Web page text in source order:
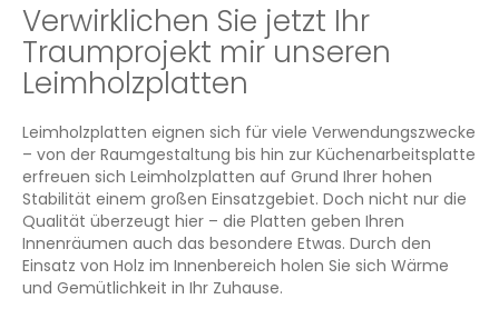
Verwirklichen Sie jetzt Ihr
Traumprojekt mir unseren
Leimholzplatten
Leimholzplatten eignen sich für viele Verwendungszwecke
– von der Raumgestaltung bis hin zur Küchenarbeitsplatte
erfreuen sich Leimholzplatten auf Grund Ihrer hohen
Stabilität einem großen Einsatzgebiet. Doch nicht nur die
Qualität überzeugt hier – die Platten geben Ihren
Innenräumen auch das besondere Etwas. Durch den
Einsatz von Holz im Innenbereich holen Sie sich Wärme
und Gemütlichkeit in Ihr Zuhause.